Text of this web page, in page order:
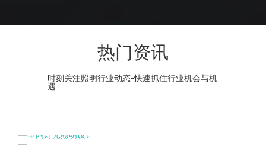
热门资讯
时刻关注照明行业动态-快速抓住行业机会与机
遇